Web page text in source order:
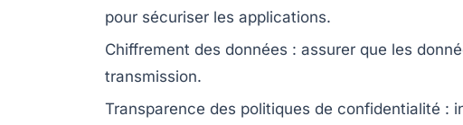
pour sécuriser les applications.
Chiffrement des données : assurer que les
transmission.
Transparence des politiques de confidentialité :